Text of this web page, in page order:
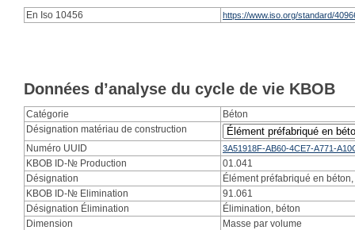
En Iso 10456 https://www.iso.org/standard/
Données d’analyse du cycle de vie KBOB
Catégorie
Béton
Désignation matériau de construction
Numéro UUID
3A51918F-AB60-4CE7-A771-
KBOB ID-№ Production
01.041
Désignation
Élément préfabriqué en
KBOB ID-№ Elimination
91.061
Désignation Élimination
Élimination, béton
Dimension
Masse par volume